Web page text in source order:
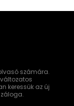
számára.
keressük az új
záloga.